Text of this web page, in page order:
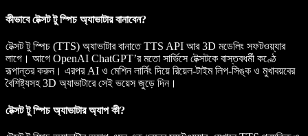
কীভাবে টেক্সট টু স্পিচ অ্যাভাটার বানাবেন?
টেক্সট টু স্পিচ (TTS) অ্যাভাটার বানাতে TTS API আর 3D মডেলিং সফটওয়্যার
লাগে। আগে OpenAI ChatGPT’র মতো সার্ভিসে টেক্সটকে বাস্তবধর্মী কণ্ঠে
রূপান্তর করুন। এরপর AI ও মেশিন লার্নিং দিয়ে রিয়েল-টাইম লিপ-সিঙ্ক ও মুখাবয়বের
বৈশিষ্ট্যসহ 3D অ্যাভাটারে সেই ভয়েস জুড়ে দিন।
টেক্সট টু স্পিচ অ্যাভাটার অ্যাপ কী?